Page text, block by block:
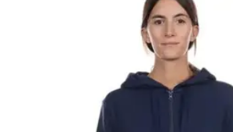
Espacios de TrabajoDecoración del
Espacios Funcionales